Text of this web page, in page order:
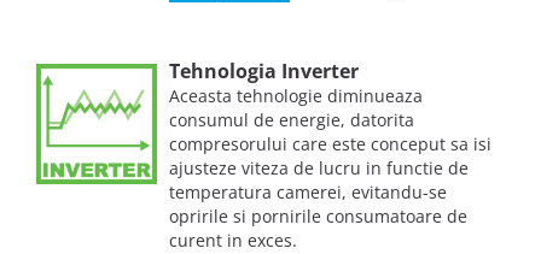
Tehnologia Inverter
Aceasta tehnologie diminueaza
consumul de energie, datorita
compresorului care este conceput sa isi
ajusteze viteza de lucru in functie de
temperatura camerei, evitandu-se
opririle si pornirile consumatoare de
curent in exces.